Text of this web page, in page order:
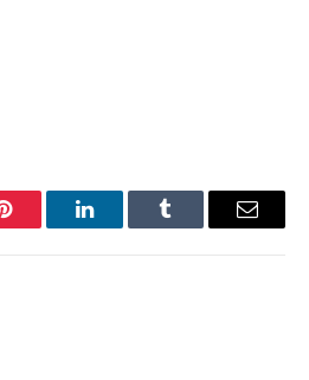
Pinterest LinkedInTumblr Email